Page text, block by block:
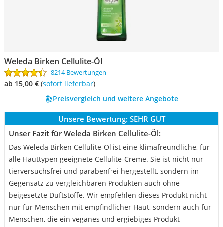
Weleda Birken Cellulite-Öl
8214 Bewertungen
ab 15,00 € ( Sofort lieferbar)
Preisvergleich und weitere Angebote
Unsere Bewertung: SEHR GUT
Unser Fazit für Weleda Birken Cellulite-Öl:
Das Weleda Birken Cellulite-Öl ist eine klimafreundliche, für
alle Hauttypen geeignete Cellulite-Creme. Sie ist nicht nur
tierversuchsfrei und parabenfrei hergestellt, sondern im
Gegensatz zu vergleichbaren Produkten auch ohne
beigesetzte Duftstoffe. Wir empfehlen dieses Produkt nicht
nur für Menschen mit empfindlicher Haut, sondern auch für
Menschen, die ein veganes und ergiebiges Produkt